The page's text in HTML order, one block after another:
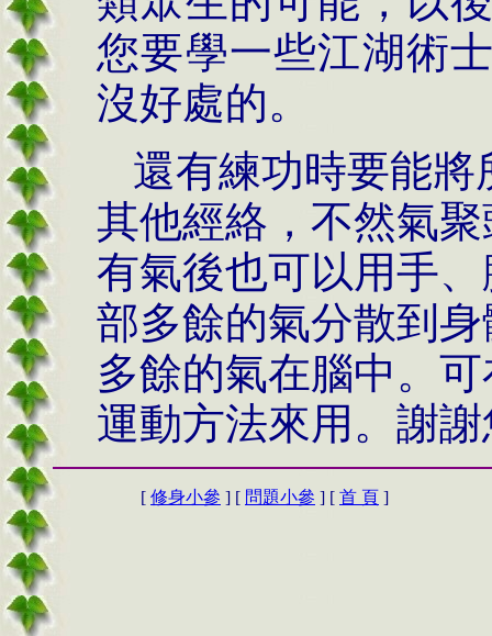
您要學一些江湖術
沒好處的。
還有練功時要能
其他經絡，不然氣
有氣後也可以用手
部多餘的氣分散到
多餘的氣在腦中。
運動方法來用。謝
[ 修身小參 ] [ 問題小參 ] [ 首 頁 ]